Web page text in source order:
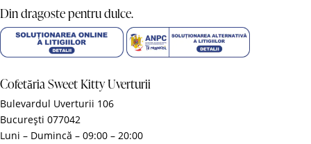
Din dragoste pentru dulce.
Cofetăria Sweet Kitty Uverturii
Bulevardul Uverturii 106
București 077042
Luni – Dumincă – 09:00 – 20:00